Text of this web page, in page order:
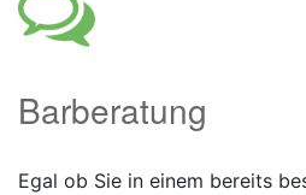
Barberatung
Egal ob Sie in einem bereits